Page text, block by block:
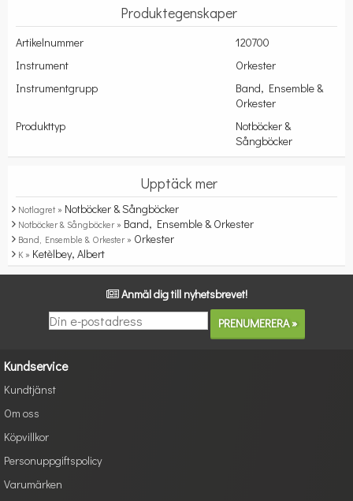
Produktegenskaper
Artikelnummer
120700
Instrument
Orkester
Instrumentgrupp
Band, Ensemble &
Orkester
Produkttyp
Notböcker &
Sångböcker
Upptäck mer
Notlagret » Notböcker & Sångböcker
Notböcker & Sångböcker » Band, Ensemble & Orkester
Band, Ensemble & Orkester » Orkester
K » Ketèlbey, Albert
Anmäl dig till nyhetsbrevet!
Kundservice
Kundtjänst
Om oss
Köpvillkor
Personuppgiftspolicy
Varumärken